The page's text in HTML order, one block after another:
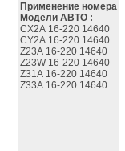
Применение номера
Модели АВТО :
CX2A 16-220 14640
CY2A 16-220 14640
Z23A 16-220 14640
Z23W 16-220 14640
Z31A 16-220 14640
Z33A 16-220 14640